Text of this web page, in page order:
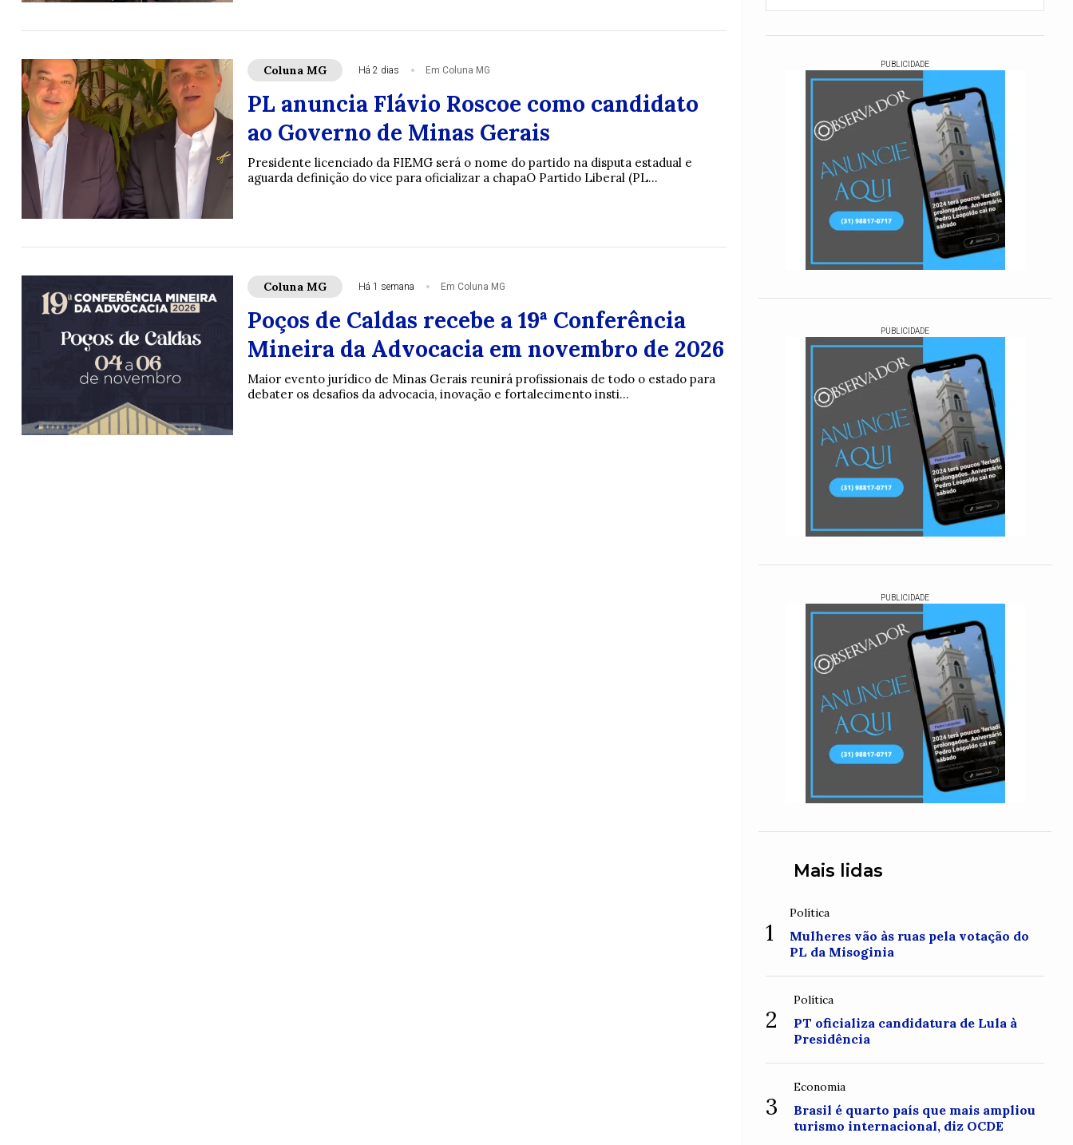
Coluna MG Há 2 dias Em Coluna MG
PL anuncia Flávio Roscoe como candidato
ao Governo de Minas Gerais
Presidente licenciado da FIEMG será o nome do partido na disputa estadual e
aguarda definição do vice para oficializar a chapaO Partido Liberal (PL...
Coluna MG Há 1 semana Em Coluna MG
Poços de Caldas recebe a 19ª Conferência
Mineira da Advocacia em novembro de 2026
Maior evento jurídico de Minas Gerais reunirá profissionais de todo o estado para
debater os desafios da advocacia, inovação e fortalecimento insti...
PUBLICIDADE
PUBLICIDADE
PUBLICIDADE
Mais lidas
1
Política
Mulheres vão às ruas pela votação do
PL da Misoginia
2
Política
PT oficializa candidatura de Lula à
Presidência
3
Economia
Brasil é quarto país que mais ampliou
turismo internacional, diz OCDE